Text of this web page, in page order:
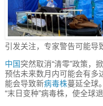
引发关注，专家警告可能导
中国 突然取消“清零”政策，
预估未来数月内可能会有多
能会导致新病毒株蔓延全球
“末日变种”病毒株，使全球